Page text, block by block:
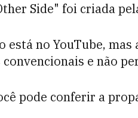
Side" foi criada
está no YouTube,
e não
pode conferir a